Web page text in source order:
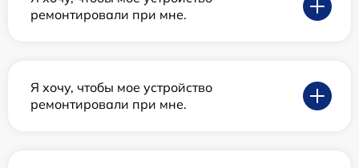
ремонтировали при мне.
Я хочу, чтобы мое устройство
ремонтировали при мне.